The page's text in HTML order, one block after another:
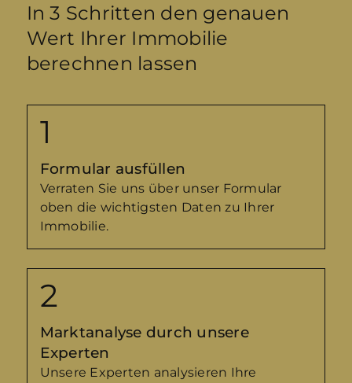
Bin mir nicht sicher
PLZ
(optional) Wollen Sie uns noch etwas zur
Immobilie mitteilen?
In 3 Schritten den genauen
Wert Ihrer Immobilie
berechnen lassen
Formular ausfüllen
Verraten Sie uns über unser Formular
oben die wichtigsten Daten zu Ihrer
Immobilie.
Marktanalyse durch unsere
Experten
Unsere Experten analysieren Ihre